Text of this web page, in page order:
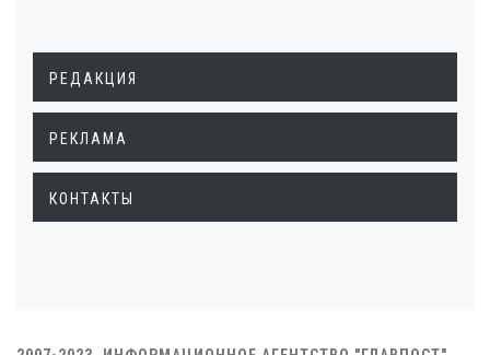
РЕДАКЦИЯ
РЕКЛАМА
КОНТАКТЫ